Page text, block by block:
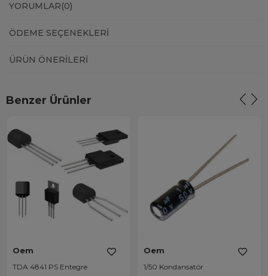
YORUMLAR(0)
ÖDEME SEÇENEKLERI
ÜRÜN ÖNERILERI
Benzer Ürünler
Oem
TDA 4841 PS Entegre
Oem
1/50 Kondansatör